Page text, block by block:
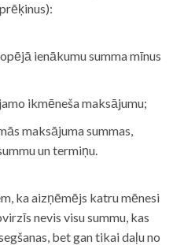
ienākumu summa mīnus
ikmēneša maksājumu;
maksājuma summas,
un termiņu.
ka aizņēmējs katru mēnesi
nevis visu summu, kas
bet gan tikai daļu no